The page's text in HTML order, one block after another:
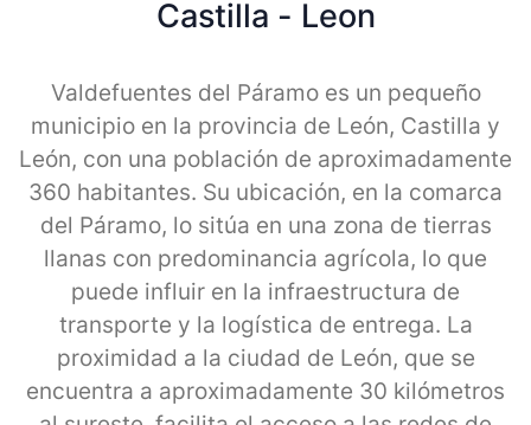
Castilla - Leon
Valdefuentes del Páramo es un pequeño
municipio en la provincia de León, Castilla y
León, con una población de aproximadamente
360 habitantes. Su ubicación, en la comarca
del Páramo, lo sitúa en una zona de tierras
llanas con predominancia agrícola, lo que
puede influir en la infraestructura de
transporte y la logística de entrega. La
proximidad a la ciudad de León, que se
encuentra a aproximadamente 30 kilómetros